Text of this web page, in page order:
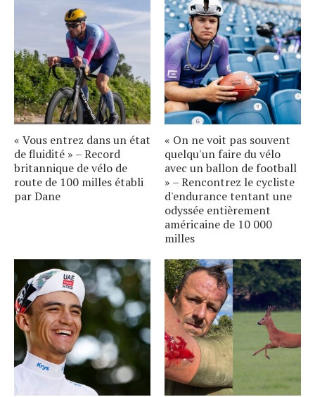
« Vous entrez dans un état
de fluidité » – Record
britannique de vélo de
route de 100 milles établi
par Dane
« On ne voit pas souvent
quelqu'un faire du vélo
avec un ballon de football
» – Rencontrez le cycliste
d'endurance tentant une
odyssée entièrement
américaine de 10 000
milles